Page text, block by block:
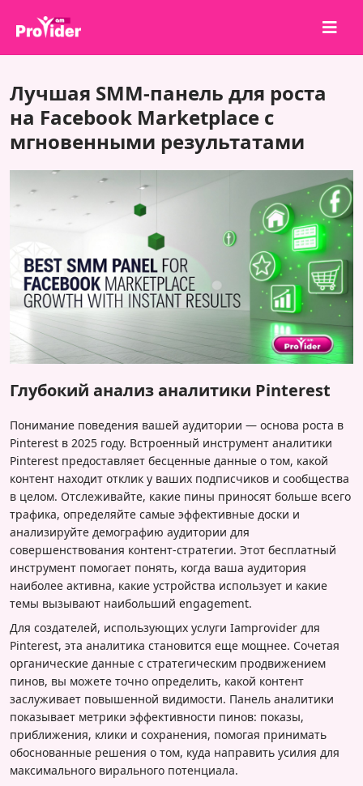
О нас
Войти
Регистрация
Услуги
Условия
Блог
Лучшая SMM-панель для роста
на Facebook Marketplace с
мгновенными результатами
Глубокий анализ аналитики Pinterest
Понимание поведения вашей аудитории — основа роста в
Pinterest в 2025 году. Встроенный инструмент аналитики
Pinterest предоставляет бесценные данные о том, какой
контент находит отклик у ваших подписчиков и сообщества
в целом. Отслеживайте, какие пины приносят больше всего
трафика, определяйте самые эффективные доски и
анализируйте демографию аудитории для
совершенствования контент-стратегии. Этот бесплатный
инструмент помогает понять, когда ваша аудитория
наиболее активна, какие устройства использует и какие
темы вызывают наибольший engagement.
Для создателей, использующих услуги Iamprovider для
Pinterest, эта аналитика становится еще мощнее. Сочетая
органические данные с стратегическим продвижением
пинов, вы можете точно определить, какой контент
заслуживает повышенной видимости. Панель аналитики
показывает метрики эффективности пинов: показы,
приближения, клики и сохранения, помогая принимать
обоснованные решения о том, куда направить усилия для
максимального вирального потенциала.